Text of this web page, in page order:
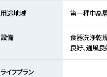
用途地域 第一種中高
設備
食器洗浄乾燥
良好、通風
ライフプラン